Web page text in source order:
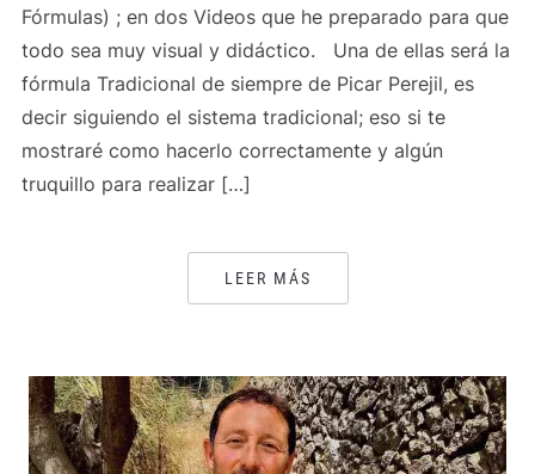
Fórmulas) ; en dos Videos que he preparado para que
todo sea muy visual y didáctico. Una de ellas será la
fórmula Tradicional de siempre de Picar Perejil, es
decir siguiendo el sistema tradicional; eso si te
mostraré como hacerlo correctamente y algún
truquillo para realizar […]
LEER MÁS